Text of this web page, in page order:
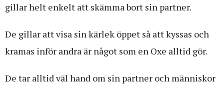
gillar helt enkelt att skämma bort sin partner.
De gillar att visa sin kärlek öppet så att kyssas och
kramas inför andra är något som en Oxe alltid gör.
De tar alltid väl hand om sin partner och människor